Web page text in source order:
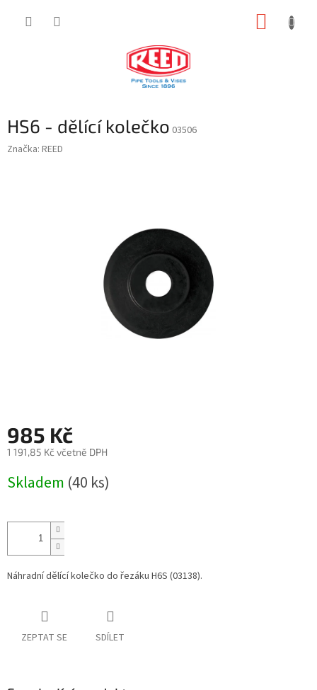
HS6 - dělící kolečko 03506
Značka: REED
985 Kč
1 191,85 Kč včetně DPH
cena:
Skladem (40 ks)
Náhradní dělící kolečko do řezáku H6S (03138).
ZEPTAT SE SDÍLET